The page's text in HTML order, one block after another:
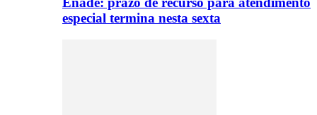
especial termina nesta sexta